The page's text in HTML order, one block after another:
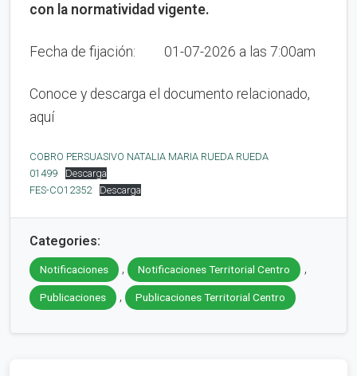
con la normatividad vigente.
Fecha de fijación: 01-07-2026 a las 7:00am
Conoce y descarga el documento relacionado,
aquí
COBRO PERSUASIVO NATALIA MARIA RUEDA RUEDA
01499
Descarga
FES-CO12352
Descarga
Categories:
Notificaciones , Notificaciones Territorial Centro ,
Publicaciones , Publicaciones Territorial Centro